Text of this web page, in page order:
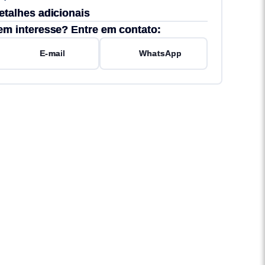
adicionais
interesse? Entre em contato:
E-mail WhatsApp